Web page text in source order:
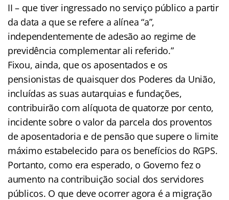
II – que tiver ingressado no serviço público a partir
da data a que se refere a alínea “a”,
independentemente de adesão ao regime de
previdência complementar ali referido.”
Fixou, ainda, que os aposentados e os
pensionistas de quaisquer dos Poderes da União,
incluídas as suas autarquias e fundações,
contribuirão com alíquota de quatorze por cento,
incidente sobre o valor da parcela dos proventos
de aposentadoria e de pensão que supere o limite
máximo estabelecido para os benefícios do RGPS.
Portanto, como era esperado, o Governo fez o
aumento na contribuição social dos servidores
públicos. O que deve ocorrer agora é a migração